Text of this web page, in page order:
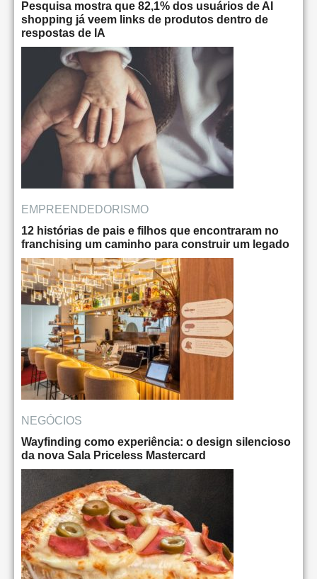
Pesquisa mostra que 82,1% dos usuários de AI
shopping já veem links de produtos dentro de
respostas de IA
EMPREENDEDORISMO
12 histórias de pais e filhos que encontraram no
franchising um caminho para construir um legado
NEGÓCIOS
Wayfinding como experiência: o design silencioso
da nova Sala Priceless Mastercard